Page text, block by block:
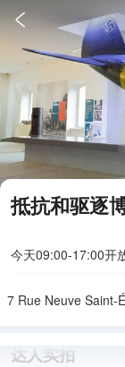

抵抗和驱逐
今天09:00-17:00开
7 Rue Neuve Saint-
达人实拍